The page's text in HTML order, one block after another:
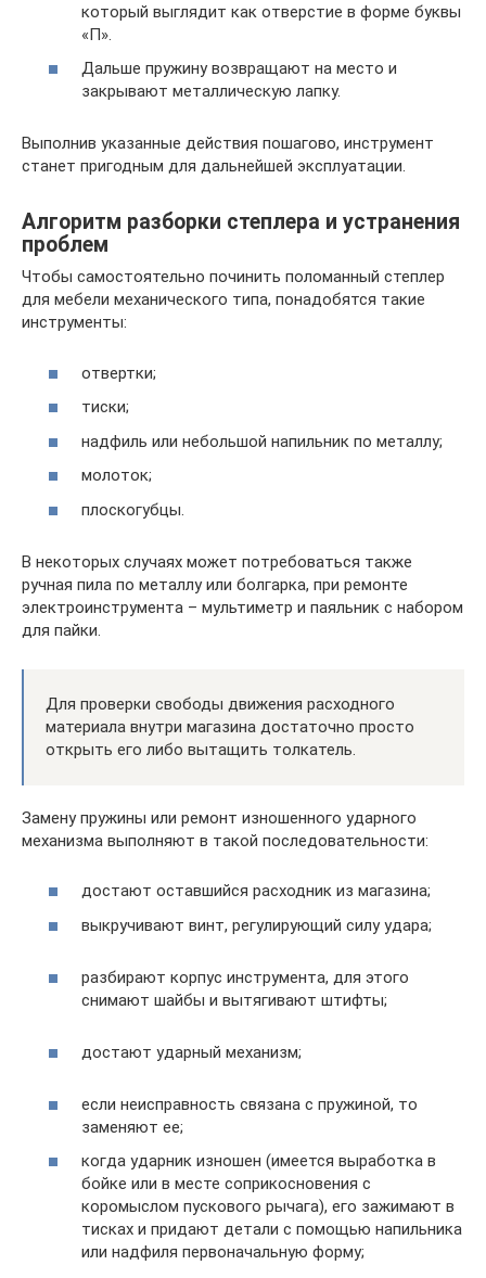
который выглядит как отверстие в форме буквы
«П».
Дальше пружину возвращают на место и
закрывают металлическую лапку.
Выполнив указанные действия пошагово, инструмент
станет пригодным для дальнейшей эксплуатации.
Алгоритм разборки степлера и устранения
проблем
Чтобы самостоятельно починить поломанный степлер
для мебели механического типа, понадобятся такие
инструменты:
отвертки;
тиски;
надфиль или небольшой напильник по металлу;
молоток;
плоскогубцы.
В некоторых случаях может потребоваться также
ручная пила по металлу или болгарка, при ремонте
электроинструмента – мультиметр и паяльник с набором
для пайки.
Для проверки свободы движения расходного
материала внутри магазина достаточно просто
открыть его либо вытащить толкатель.
Замену пружины или ремонт изношенного ударного
механизма выполняют в такой последовательности:
достают оставшийся расходник из магазина;
выкручивают винт, регулирующий силу удара;
разбирают корпус инструмента, для этого
снимают шайбы и вытягивают штифты;
достают ударный механизм;
если неисправность связана с пружиной, то
заменяют ее;
когда ударник изношен (имеется выработка в
бойке или в месте соприкосновения с
коромыслом пускового рычага), его зажимают в
тисках и придают детали с помощью напильника
или надфиля первоначальную форму;